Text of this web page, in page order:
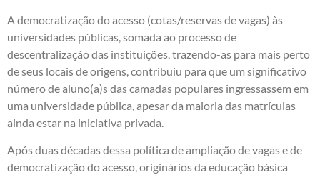
A democratização do acesso (cotas/reservas de vagas) às
universidades públicas, somada ao processo de
descentralização das instituições, trazendo-as para mais perto
de seus locais de origens, contribuiu para que um significativo
número de aluno(a)s das camadas populares ingressassem em
uma universidade pública, apesar da maioria das matrículas
ainda estar na iniciativa privada.
Após duas décadas dessa política de ampliação de vagas e de
democratização do acesso, originários da educação básica